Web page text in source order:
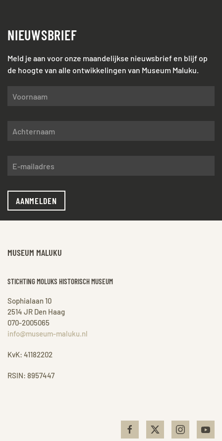
NIEUWSBRIEF
Meld je aan voor onze maandelijkse nieuwsbrief en blijf op
de hoogte van alle ontwikkelingen van Museum Maluku.
AANMELDEN
MUSEUM MALUKU
STICHTING MOLUKS HISTORISCH MUSEUM
Sophialaan 10
2514 JR Den Haag
070-2005065
info@museum-maluku.nl
KvK: 41182202
RSIN: 8957447